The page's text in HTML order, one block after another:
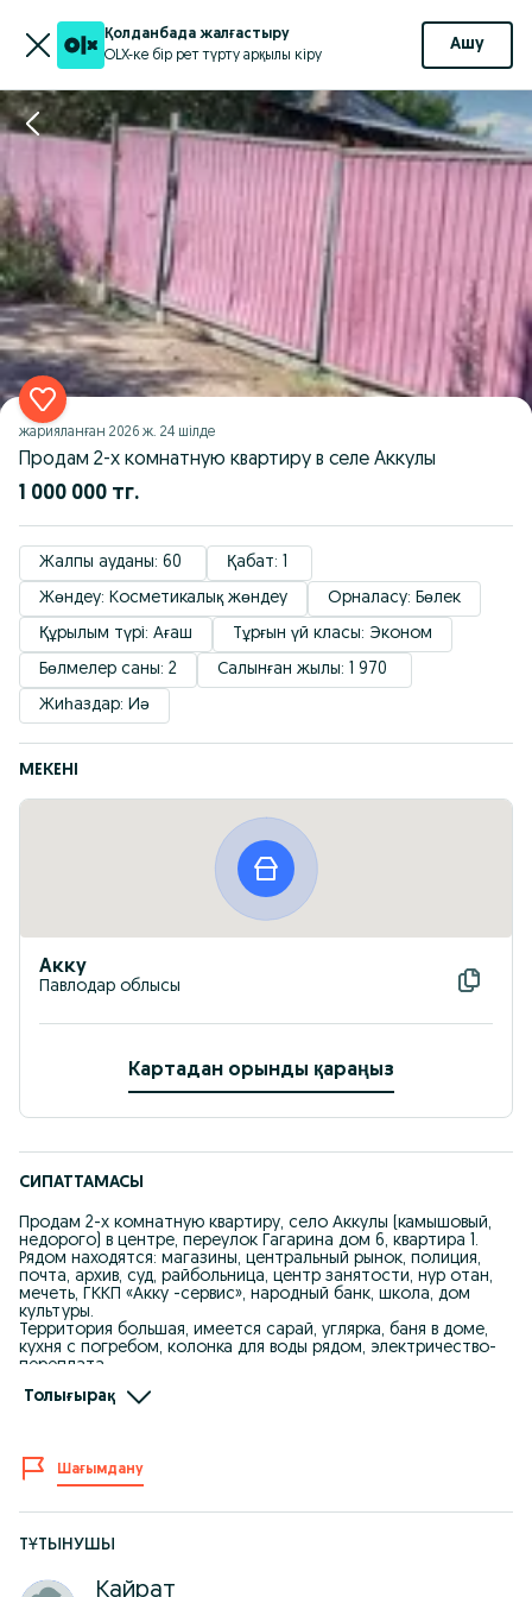
Қолданбада жалғастыру
OLX-ке бір рет түрту арқылы кіру
Ашу
жарияланған 2026 ж. 24 шілде
Продам 2-х комнатную квартиру в селе Аккулы
1 000 000 тг.
Жалпы ауданы: 60
Қабат: 1
Жөндеу: Косметикалық жөндеу
Орналасу: Бөлек
Құрылым түрі: Ағаш
Тұрғын үй класы: Эконом
Бөлмелер саны: 2
Салынған жылы: 1 970
Жиһаздар: Иә
МЕКЕНІ
Акку
Павлодар облысы
Картадан орынды қараңыз
СИПАТТАМАСЫ
Продам 2-х комнатную квартиру, село Аккулы (камышовый,
недорого) в центре, переулок Гагарина дом 6, квартира 1.
Рядом находятся: магазины, центральный рынок, полиция,
почта, архив, суд, райбольница, центр занятости, нур отан,
мечеть, ГККП «Акку -сервис», народный банк, школа, дом
культуры.
Территория большая, имеется сарай, углярка, баня в доме,
кухня с погребом, колонка для воды рядом, электричество-
переплата.
проведена, косметический (освежающий) ремонт сделан.
если вы оставили квартиру и уехали, ничего с ней не будет,
так как не паровое отопление. Дымоход (ЖАЛ) почищен. Во
дворе имеется машина песка, для строительных работ.
ДОМ ТЁПЛЫЙ, НЕ НУЖДАЕТСЯ В ДОПОЛНИТЕЛЬНЫХ
(Удобен для молодой семьи, кандасов, ищущих подешевле и
НЕ В ЗАЛОГЕ, НЕ В КРЕДИТЕ. ОДИН ХОЗЯИН.
Толығырақ
Шағымдану
ТҰТЫНУШЫ
Кайрат